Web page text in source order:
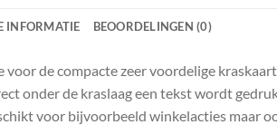
INFORMATIE BEOORDELINGEN (0)
voor de compacte zeer voordelige
onder de kraslaag een tekst wordt
voor bijvoorbeeld winkelacties maar